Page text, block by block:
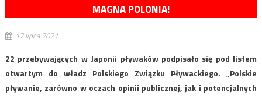
MAGNA POLONIA!
17 lipca 2021
22 przebywających w Japonii pływaków podpisało się pod listem
otwartym do władz Polskiego Związku Pływackiego. „Polskie
pływanie, zarówno w oczach opinii publicznej, jak i potencjalnych